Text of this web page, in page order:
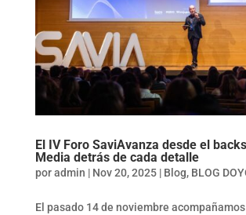
El IV Foro SaviAvanza desde el
Media detrás de cada detalle
poradmin | Nov 20, 2025| Blog, BLOG
El pasado 14 de noviembre